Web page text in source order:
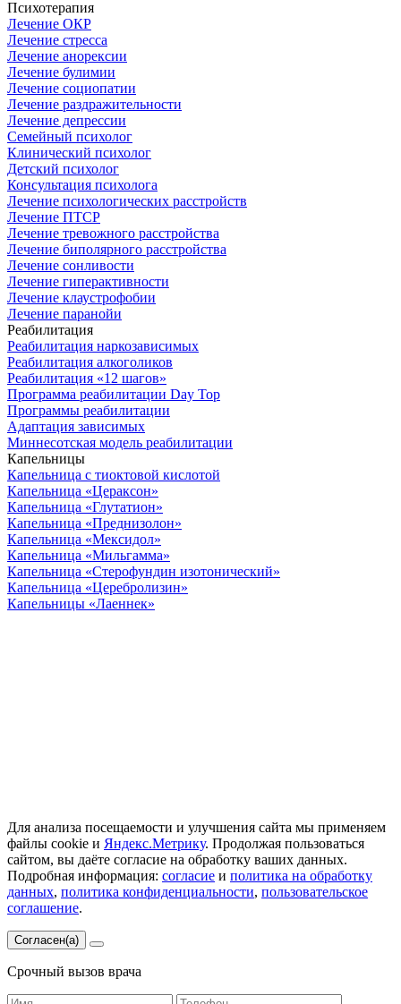
Психотерапия
Лечение ОКР
Лечение стресса
Лечение анорексии
Лечение булимии
Лечение социопатии
Лечение раздражительности
Лечение депрессии
Семейный психолог
Клинический психолог
Детский психолог
Консультация психолога
Лечение психологических расстройств
Лечение ПТСР
Лечение тревожного расстройства
Лечение биполярного расстройства
Лечение сонливости
Лечение гиперактивности
Лечение клаустрофобии
Лечение паранойи
Реабилитация
Реабилитация наркозависимых
Реабилитация алкоголиков
Реабилитация «12 шагов»
Программа реабилитации Day Top
Программы реабилитации
Адаптация зависимых
Миннесотская модель реабилитации
Капельницы
Капельница с тиоктовой кислотой
Капельница «Цераксон»
Капельница «Глутатион»
Капельница «Преднизолон»
Капельница «Мексидол»
Капельница «Мильгамма»
Капельница «Стерофундин изотонический»
Капельница «Церебролизин»
Капельницы «Лаеннек»
Для анализа посещаемости и улучшения сайта мы применяем
файлы cookie и Яндекс.Метрику. Продолжая пользоваться
сайтом, вы даёте согласие на обработку ваших данных.
Подробная информация: согласие и политика на обработку
данных, политика конфиденциальности, пользовательское
соглашение.
Согласен(а)
Срочный вызов врача